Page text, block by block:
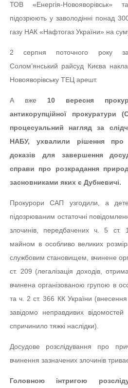
ТОВ «Енергія-
підозрюють у заволодінні понад
газу НАК «Нафтогаз України» на
2 серпня поточного року
Солом’янський райсуд Києва
Новояворівську ТЕЦ арешт.
А вже 10 вересня
антикорупційної прокуратури
процесуальний нагляд за
НАБУ, ухвалили рішення про
доказів для завершення
справи про розкрадання
засновниками яких є Дубневичі.
Прокурори САП узгодили, а
підозрюваним остаточні
злочинів, передбачених ч. 5 ст.
майном в особливо великих
службовим становищем, вчинене
ст. 209 (легалізація доходів,
вчинена організованою групою в
та ч. 2 ст. 366 КК України
завідомо неправдивих
спричинило тяжкі наслідки).
Досудове розслідування про
вчинення зазначених злочинів
Головною інтригою